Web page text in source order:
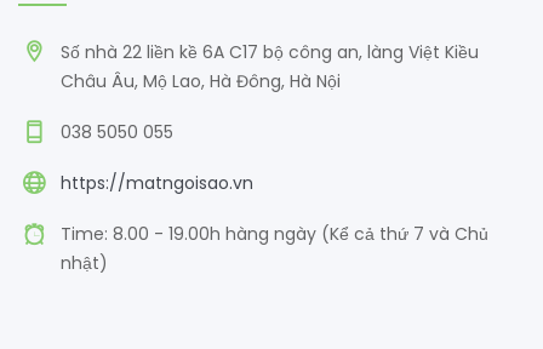
Số nhà 22 liền kề 6A C17 bộ công an, làng Việt Kiều
Châu Âu, Mộ Lao, Hà Đông, Hà Nội
038 5050 055
https://matngoisao.vn
Time: 8.00 - 19.00h hàng ngày (Kể cả thứ 7 và Chủ
nhật)